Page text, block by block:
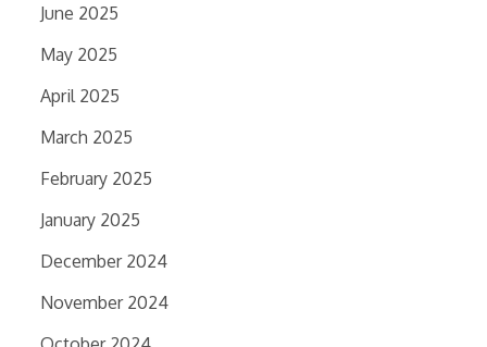
June 2025
May 2025
April 2025
March 2025
February 2025
January 2025
December 2024
November 2024